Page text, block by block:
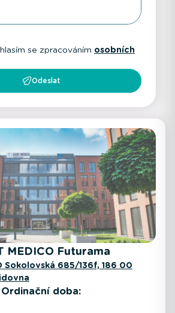
se zpracováním osobních
Odeslat
MEDICO Futurama
Sokolovská 685/136f, 186 00
Ordinační doba: